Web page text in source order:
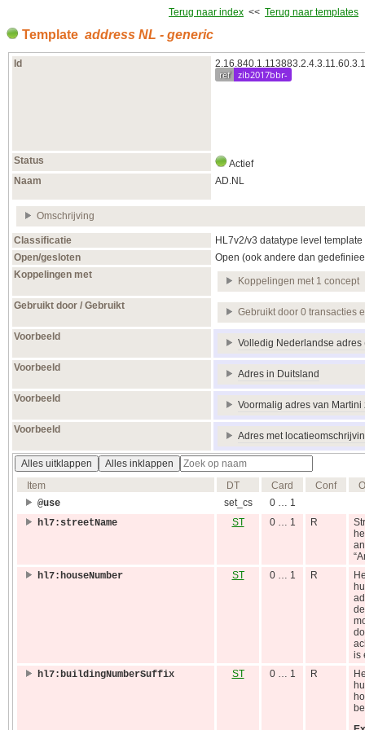
Terug naar index << Terug naar templates
Template address NL - generic
Id
ref zib2017bbr-
Status
Actief
Naam
AD.NL
Omschrijving
Classificatie
HL7v2/v3 datatype level template
Open/gesloten
Open (ook andere dan
Koppelingen met
Koppelingen met 1 concept
Gebruikt door / Gebruikt
Gebruikt door 0 transacties
Voorbeeld
Volledig Nederlandse
Voorbeeld
Adres in Duitsland
Voorbeeld
Voormalig adres van Martini
Voorbeeld
Adres met
Alles uitklappen
Alles inklappen
Item
DT Card Conf
@use
set_cs
0 … 1
hl7:streetName
ST 0 … 1 R
hl7:houseNumber
ST 0 … 1 R
is
hl7:buildingNumberSuffix
ST 0 … 1 R